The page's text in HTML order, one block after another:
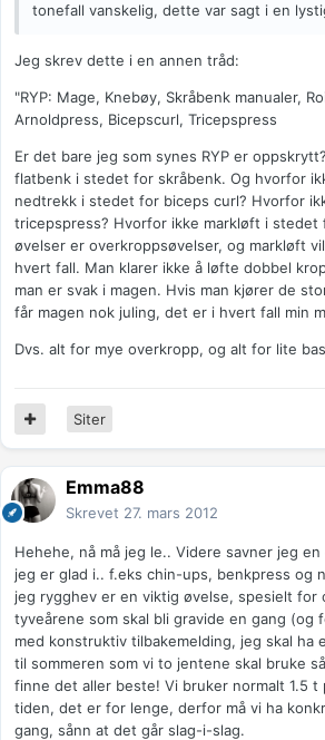
tonefall vanskelig, dette var sagt i en
Jeg skrev dette i en annen tråd:
"RYP: Mage, Knebøy, Skråbenk manualer,
Arnoldpress, Bicepscurl, Tricepspress
Er det bare jeg som synes RYP er
flatbenk i stedet for skråbenk. Og hvorfor
nedtrekk i stedet for biceps curl? Hvorfor
tricepspress? Hvorfor ikke markløft i stedet
øvelser er overkroppsøvelser, og markløft
hvert fall. Man klarer ikke å løfte dobbel
man er svak i magen. Hvis man kjører de
får magen nok juling, det er i hvert fall min
Dvs. alt for mye overkropp, og alt for lite
Siter
Emma88
Skrevet 27. mars 2012
Hehehe, nå må jeg le.. Videre savner jeg
jeg er glad i.. f.eks chin-ups, benkpress og
jeg rygghev er en viktig øvelse, spesielt for
tyveårene som skal bli gravide en gang (og
med konstruktiv tilbakemelding, jeg skal ha
til sommeren som vi to jentene skal bruke
finne det aller beste! Vi bruker normalt 1.5
tiden, det er for lenge, derfor må vi ha
gang, sånn at det går slag-i-slag.